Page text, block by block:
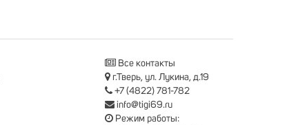
Все контакты
г.Тверь, ул. Лукина, д.19
+7 (4822) 781-782
info@tigi69.ru
Режим работы: